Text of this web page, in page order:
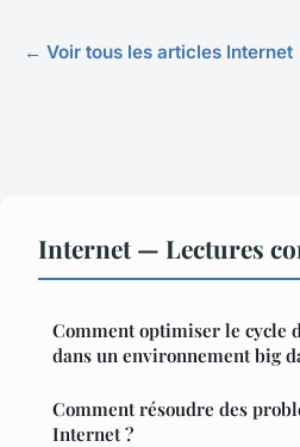
← Voir tous les articles Internet
Internet — Lectures
Comment optimiser le cycle
dans un environnement big
Comment résoudre des
Internet ?